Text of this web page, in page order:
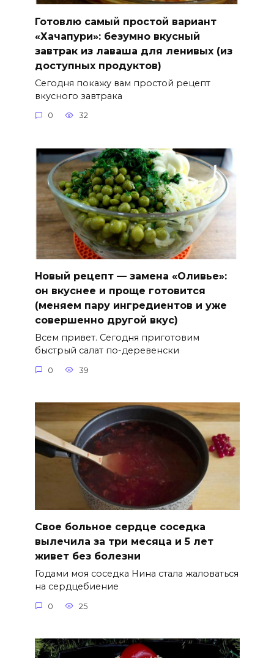
Готовлю самый простой вариант
«Хачапури»: безумно вкусный
завтрак из лаваша для ленивых (из
доступных продуктов)
Сегодня покажу вам простой рецепт
вкусного завтрака
0 32
Новый рецепт — замена «Оливье»:
он вкуснее и проще готовится
(меняем пару ингредиентов и уже
совершенно другой вкус)
Всем привет. Сегодня приготовим
быстрый салат по-деревенски
0 39
Свое больное сердце соседка
вылечила за три месяца и 5 лет
живет без болезни
Годами моя соседка Нина стала жаловаться
на сердцебиение
0 25